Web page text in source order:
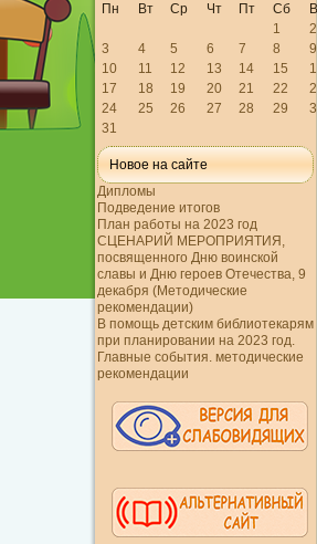
Пн Вт Ср Чт Пт Сб
1
2
3
4 5 6 7 8
9
10
11 12 13 14 15
17
18 19 20 21 22
24
25 26 27 28 29
31
Новое на сайте
Дипломы
Подведение итогов
План работы на 2023 год
СЦЕНАРИЙ МЕРОПРИЯТИЯ,
посвященного Дню воинской
славы и Дню героев Отечества, 9
декабря (Методические
рекомендации)
В помощь детским библиотекарям
при планировании на 2023 год.
Главные события. методические
рекомендации